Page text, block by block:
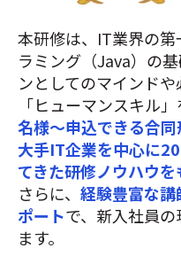
本研修は、IT業界の
ラミング（Java）の
ンとしてのマインド
「ヒューマンスキル
名様～申込できる合
大手IT企業を中心に
てきた研修ノウハウ
さらに、 経験豊富な
ポートで、新入社員
ます。